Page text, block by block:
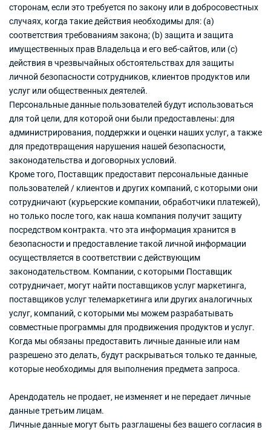
сторонам, если это требуется по закону или в добросовестных
случаях, когда такие действия необходимы для: (a)
соответствия требованиям закона; (b) защита и защита
имущественных прав Владельца и его веб-сайтов, или (c)
действия в чрезвычайных обстоятельствах для защиты
личной безопасности сотрудников, клиентов продуктов или
услуг или общественных деятелей.
Персональные данные пользователей будут использоваться
для той цели, для которой они были предоставлены: для
администрирования, поддержки и оценки наших услуг, а также
для предотвращения нарушения нашей безопасности,
законодательства и договорных условий.
Кроме того, Поставщик предоставит персональные данные
пользователей / клиентов и других компаний, с которыми они
сотрудничают (курьерские компании, обработчики платежей),
но только после того, как наша компания получит защиту
посредством контракта. что эта информация хранится в
безопасности и предоставление такой личной информации
осуществляется в соответствии с действующим
законодательством. Компании, с которыми Поставщик
сотрудничает, могут найти поставщиков услуг маркетинга,
поставщиков услуг телемаркетинга или других аналогичных
услуг, компаний, с которыми мы можем разрабатывать
совместные программы для продвижения продуктов и услуг.
Когда мы обязаны предоставить личные данные или нам
разрешено это делать, будут раскрываться только те данные,
которые необходимы для выполнения предмета запроса.
Арендодатель не продает, не изменяет и не передает личные
данные третьим лицам.
Личные данные могут быть разглашены без вашего согласия в